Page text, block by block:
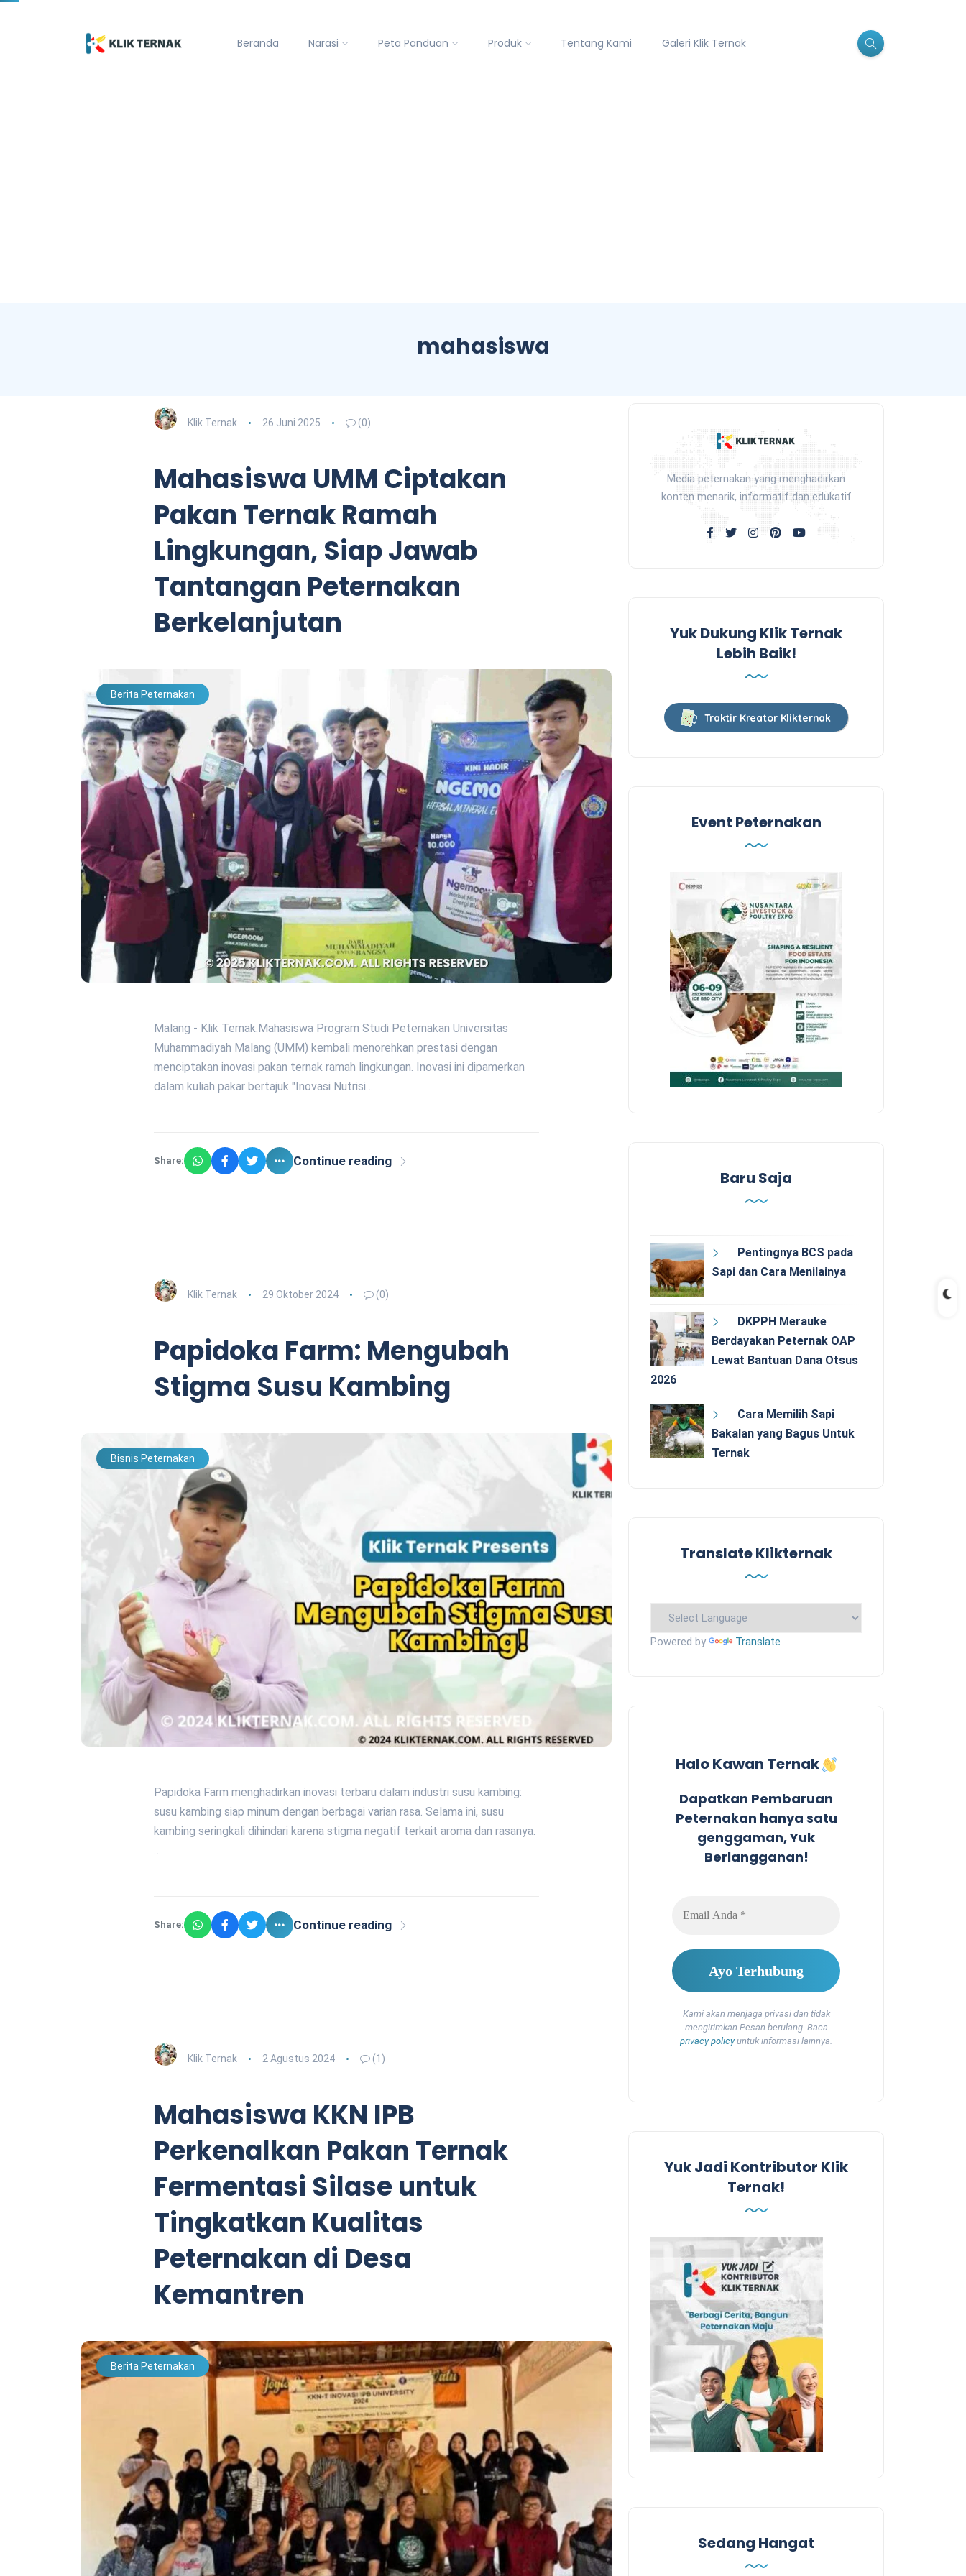
Beranda Narasi Peta Panduan Produk Tentang Kami Galeri Klik Ternak
mahasiswa
Klik Ternak 26 Juni 2025 (0)
Mahasiswa UMM Ciptakan
Pakan Ternak Ramah
Lingkungan, Siap Jawab
Tantangan Peternakan
Berkelanjutan
Berita Peternakan
Malang - Klik Ternak.Mahasiswa Program Studi Peternakan Universitas
Muhammadiyah Malang (UMM) kembali menorehkan prestasi dengan
menciptakan inovasi pakan ternak ramah lingkungan. Inovasi ini dipamerkan
dalam kuliah pakar bertajuk "Inovasi Nutrisi…
Share: Continue reading
Klik Ternak 29 Oktober 2024 (0)
Papidoka Farm: Mengubah
Stigma Susu Kambing
Bisnis Peternakan
Papidoka Farm menghadirkan inovasi terbaru dalam industri susu kambing:
susu kambing siap minum dengan berbagai varian rasa. Selama ini, susu
kambing seringkali dihindari karena stigma negatif terkait aroma dan rasanya.
Share: Continue reading
Klik Ternak 2 Agustus 2024 (1)
Mahasiswa KKN IPB
Perkenalkan Pakan Ternak
Fermentasi Silase untuk
Tingkatkan Kualitas
Peternakan di Desa
Kemantren
Berita Peternakan
Media peternakan yang menghadirkan
konten menarik, informatif dan edukatif
Yuk Dukung Klik Ternak
Lebih Baik!
Traktir Kreator Klikternak
Event Peternakan
Baru Saja
Pentingnya BCS pada
Sapi dan Cara Menilainya
DKPPH Merauke
Berdayakan Peternak OAP
Lewat Bantuan Dana Otsus
2026
Cara Memilih Sapi
Bakalan yang Bagus Untuk
Ternak
Translate Klikternak
Powered by Translate
Halo Kawan Ternak
Dapatkan Pembaruan
Peternakan hanya satu
genggaman, Yuk
Berlangganan!
Kami akan menjaga privasi dan tidak
mengirimkan Pesan berulang. Baca
privacy policyuntuk informasi lainnya.
Yuk Jadi Kontributor Klik
Ternak!
Sedang Hangat